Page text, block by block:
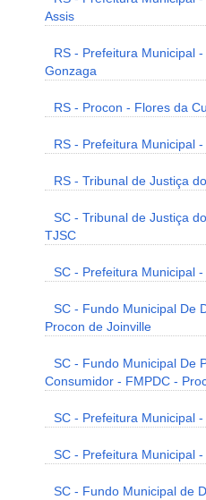
Assis
RS - Prefeitura Municipal
Gonzaga
RS - Procon - Flores da
RS - Prefeitura Municipal
RS - Tribunal de Justiça
SC - Tribunal de Justiça
TJSC
SC - Prefeitura Municipal
SC - Fundo Municipal De
Procon de Joinville
SC - Fundo Municipal De
Consumidor - FMPDC -
SC - Prefeitura Municipal
SC - Prefeitura Municipal
SC - Fundo Municipal de